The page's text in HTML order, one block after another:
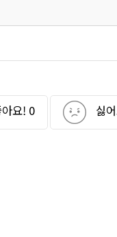
요! 0 싫